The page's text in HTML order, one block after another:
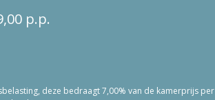
p.p.
deze bedraagt 7,00% van de kamerprijs per